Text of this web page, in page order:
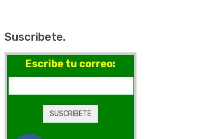
Suscribete.
Escribe tu correo: